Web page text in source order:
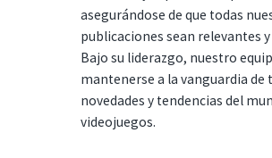
asegurándose de que todas
publicaciones sean relevantes
Bajo su liderazgo, nuestro
mantenerse a la vanguardia de
novedades y tendencias del
videojuegos.